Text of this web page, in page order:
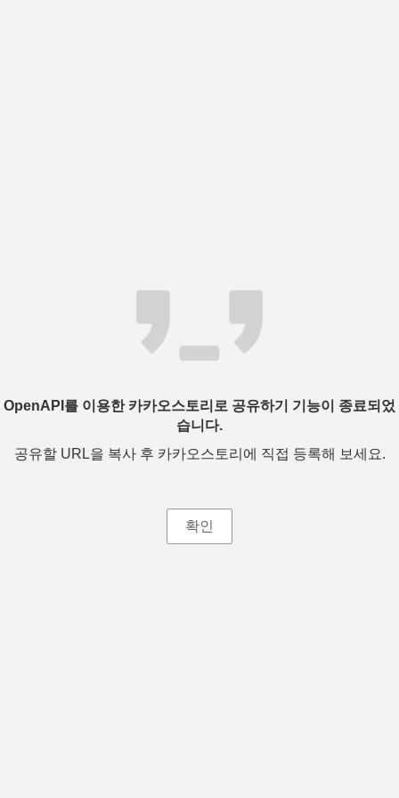
OpenAPI를 이용한 카카오스토리로 공유하기 기능이 종료되었
습니다.
공유할 URL을 복사 후 카카오스토리에 직접 등록해 보세요.
확인